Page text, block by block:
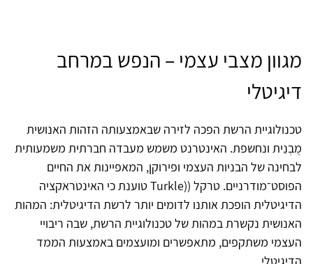
מגוון מצבי עצמי – הנפש במרחב
דיגיטלי
טכנולוגיית הרשת הפכה לזירה שבאמצעותה הזהות האנושית
מֻבְנֵית ונחשפת. האינטרנט משמש מעבדה חברתית משמעותית
לבחינה של הבניות העצמי ופירוקן, המאפיינות את החיים
הפוסט־מודרניים. טרקל ((Turkle טוענת כי האינטראקציה
הדיגיטלית הופכת אותנו לדומים יותר לרשת הדיגיטלית: המהות
האנושית נקשרת במהות של טכנולוגיית הרשת, שבה ריבויי
העצמי משתקפים, מתאפשרים ומועצמים באמצעות הממד
הדיגיטלי.